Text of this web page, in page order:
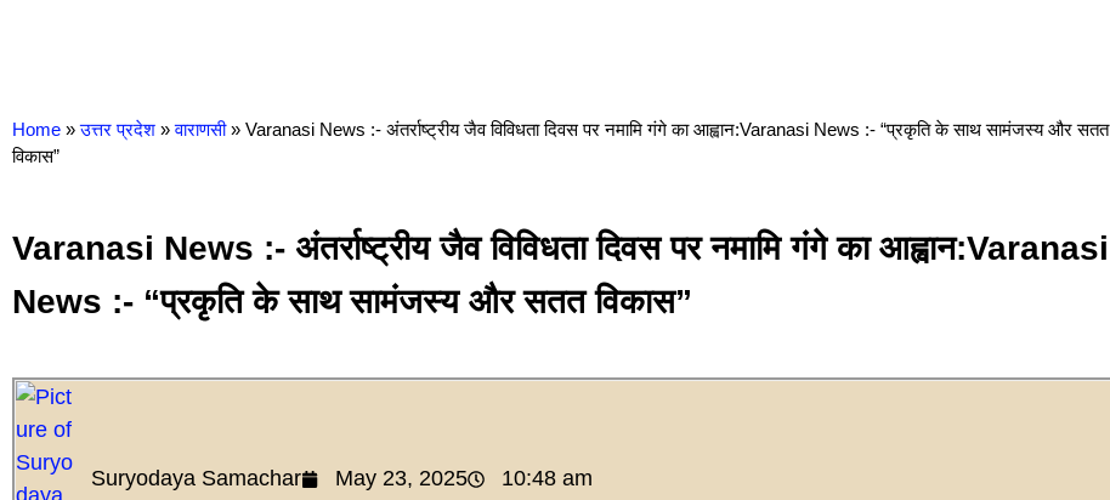
Home » उत्तर प्रदेश » वाराणसी » Varanasi News :- अंतर्राष्ट्रीय जैव विविधता दिवस पर नमामि गंगे का आह्वान:Varanasi News :- “प्रकृति के साथ सामंजस्य और सतत
विकास”
Varanasi News :- अंतर्राष्ट्रीय जैव विविधता दिवस पर नमामि गंगे का आह्वान:Varanasi
News :- “प्रकृति के साथ सामंजस्य और सतत विकास”
Suryodaya Samachar May 23, 2025 10:48 am